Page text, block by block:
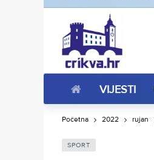
VIJESTI
Početna 2022 rujan
SPORT